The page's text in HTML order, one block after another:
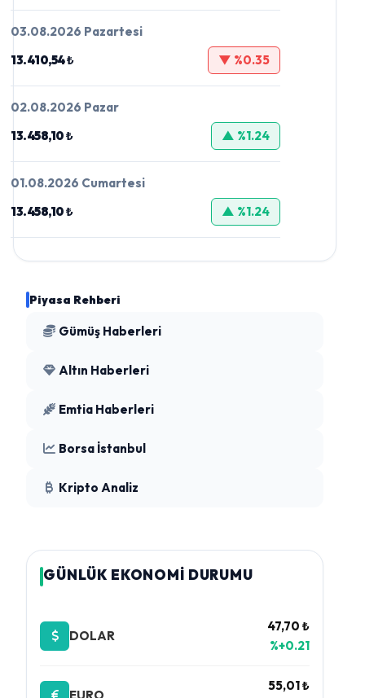
03.08.2026 Pazartesi
13.410,54 ₺
▼ %0.35
02.08.2026 Pazar
13.458,10 ₺
▲ %1.24
01.08.2026 Cumartesi
13.458,10 ₺
▲ %1.24
Piyasa Rehberi
Gümüş Haberleri
Altın Haberleri
Emtia Haberleri
Borsa İstanbul
Kripto Analiz
GÜNLÜK EKONOMİ DURUMU
DOLAR
47,70 ₺
%+0.21
EURO
55,01 ₺